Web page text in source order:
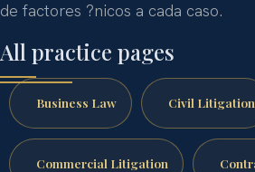
de factores ?nicos a cada caso.
All practice pages
Business Law Civil Litigation
Commercial Litigation